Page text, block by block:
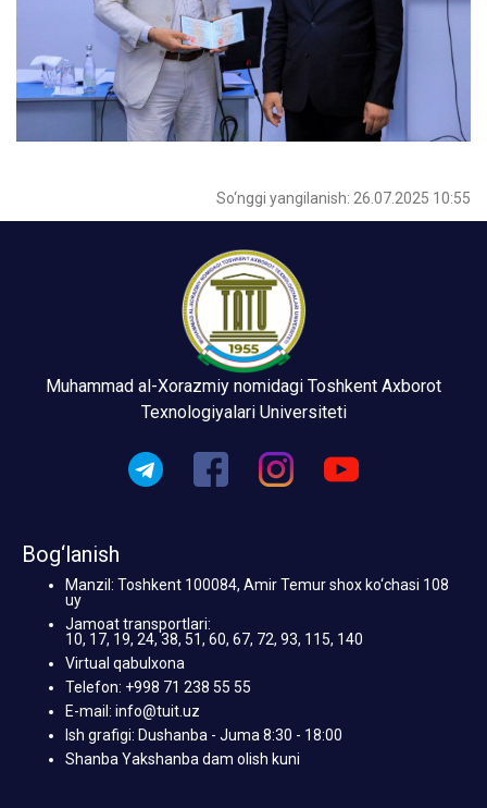
So‘nggi yangilanish: 26.07.2025 10:55
Muhammad al-Xorazmiy nomidagi Toshkent Axborot
Texnologiyalari Universiteti
Bog‘lanish
Manzil: Toshkent 100084, Amir Temur shox ko‘chasi 108
uy
Jamoat transportlari:
10, 17, 19, 24, 38, 51, 60, 67, 72, 93, 115, 140
Virtual qabulxona
Telefon: +998 71 238 55 55
E-mail: info@tuit.uz
Ish grafigi: Dushanba - Juma 8:30 - 18:00
Shanba Yakshanba dam olish kuni